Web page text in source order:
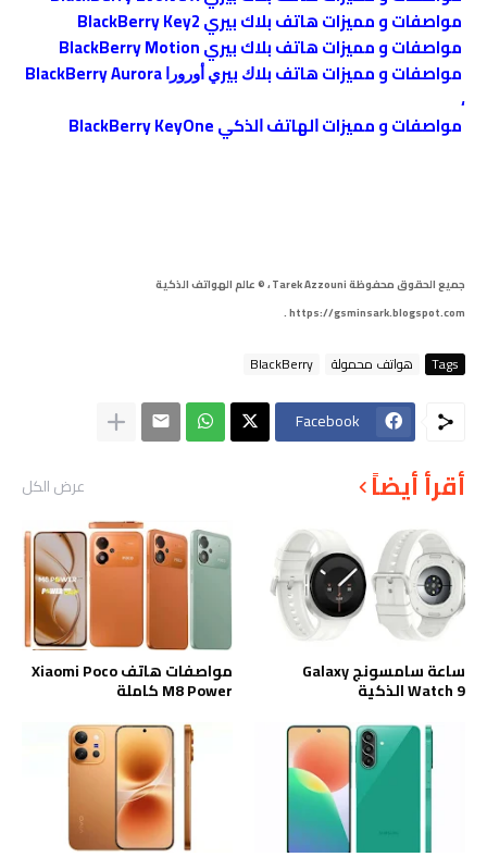
مواصفات و مميزات هاتف بلاك بيري BlackBerry Key2
مواصفات و مميزات هاتف بلاك بيري BlackBerry Motion
مواصفات و مميزات هاتف ﺑﻼﻙ ﺑﻴﺮﻱ ﺃﻭﺭﻭﺭﺍ BlackBerry Aurora
،
مواصفات و مميزات ﺍﻟﻬﺎﺗﻒ ﺍﻟﺬﻛﻲ BlackBerry KeyOne
جميع الحقوق محفوظةTarek Azzouni، © عالم الهواتف الذكية
https://gsminsark.blogspot.com
.
Tags هواتف محمولة BlackBerry
Facebook
أقرأ أيضاً عرض الكل
ساعة سامسونج Galaxy
Watch 9 الذكية
مواصفات هاتف Xiaomi Poco
M8 Power كاملة